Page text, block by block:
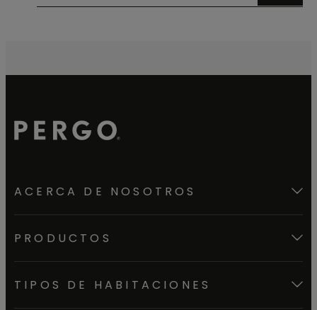
ACERCA DE NOSOTROS
PRODUCTOS
TIPOS DE HABITACIONES